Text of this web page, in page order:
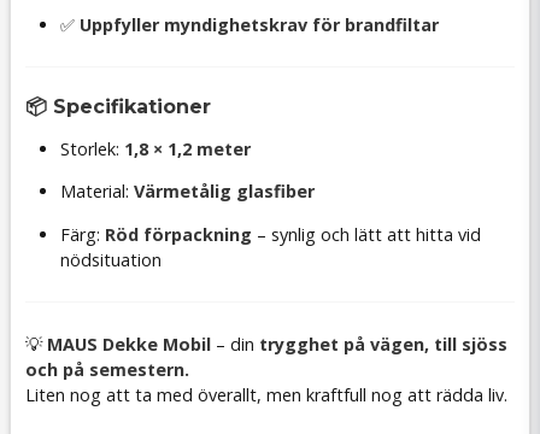
✅ Uppfyller myndighetskrav för brandfiltar
📦 Specifikationer
Storlek: 1,8 × 1,2 meter
Material: Värmetålig glasfiber
Färg: Röd förpackning – synlig och lätt att hitta vid
nödsituation
💡 MAUS Dekke Mobil – din trygghet på vägen, till sjöss
och på semestern.
Liten nog att ta med överallt, men kraftfull nog att rädda liv.